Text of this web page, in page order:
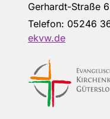
Gerhardt-Straße
Telefon: 05246
ekvw.de